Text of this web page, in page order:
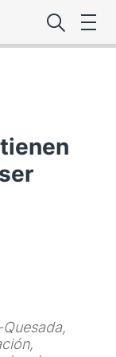
de la